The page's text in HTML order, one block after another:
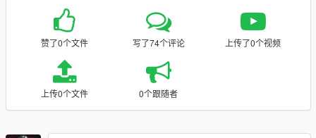
赞了0个文件 写了74个评论 上传了0个视频
上传0个文件 0个跟随者